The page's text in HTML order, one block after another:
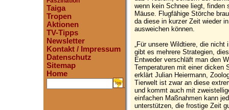
Taiga
Tropen
Aktionen
TV-Tipps
Newsletter
Kontakt / Impressum
Datenschutz
Sitemap
Home
.
wenn kein Schnee liegt, finden
Mäuse. Flugfähige Störche
da diese in kurzer Zeit wieder
ausweichen können.
„Für unsere Wildtiere, die
gibt es mehrere Strategien,
Entweder verschläft man den
Temperaturen mit einer dicken
erklärt Julian Heiermann,
Tierwelt ist zwar an diese
und kommt auch mit
einfachen Maßnahmen kann
unterstützen, die frostige Zeit